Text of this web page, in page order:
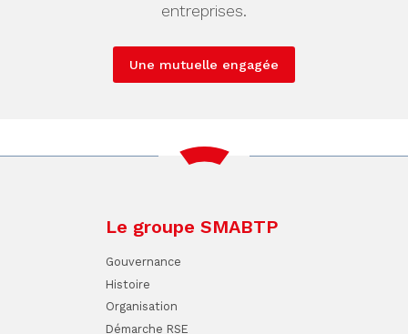
entreprises.
Une mutuelle engagée
Le groupe SMABTP
Gouvernance
Histoire
Organisation
Démarche RSE